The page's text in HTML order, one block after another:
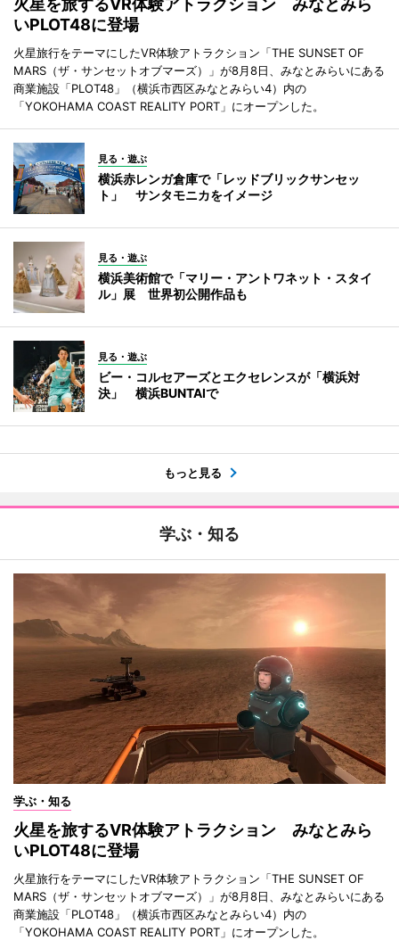
火星を旅するVR体験アトラクション みなとみら
いPLOT48に登場
火星旅行をテーマにしたVR体験アトラクション「THE SUNSET OF
MARS（ザ・サンセットオブマーズ）」が8月8日、みなとみらいにある
商業施設「PLOT48」（横浜市西区みなとみらい4）内の
「YOKOHAMA COAST REALITY PORT」にオープンした。
見る・遊ぶ
横浜赤レンガ倉庫で「レッドブリックサンセッ
ト」 サンタモニカをイメージ
見る・遊ぶ
横浜美術館で「マリー・アントワネット・スタイ
ル」展 世界初公開作品も
見る・遊ぶ
ビー・コルセアーズとエクセレンスが「横浜対
決」 横浜BUNTAIで
もっと見る
学ぶ・知る
学ぶ・知る
火星を旅するVR体験アトラクション みなとみら
いPLOT48に登場
火星旅行をテーマにしたVR体験アトラクション「THE SUNSET OF
MARS（ザ・サンセットオブマーズ）」が8月8日、みなとみらいにある
商業施設「PLOT48」（横浜市西区みなとみらい4）内の
「YOKOHAMA COAST REALITY PORT」にオープンした。